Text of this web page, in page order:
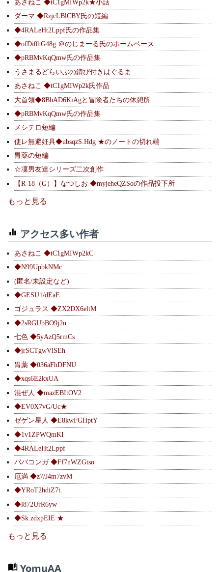
あさねこ ◆tC1gMIWp2k★小話
ダーマ ◆RzjcLBlCBY氏の短編
◆4RALeHt2Lppf氏の作品集
◆ofDi0hG48g ＠のじまーる氏のホームベース
◆pRBMvKqQmw氏の作品集
うさまるどらいぶの錆び付きはぐるま
あさねこ ◆tC1gMIWp2k氏作品
大首領◆8BbAD6KiAgと冒険者たちの休憩所
◆pRBMvKqQmw氏の作品集
メシテロ短編
使レ無避妊具◆ubsqzS.Hdg ★のノートの切れ端
胃薬の短編
☆凜男友達シリーズ二次創作
【R-18（G）】なつしお ◆myjeheQZSoの作品投下所
もっと見る
アクセス多い作者
あさねこ ◆tC1gMIWp2kC
◆N99UpbkNMc
(匿名/未設定など)
◆GESU1/dEaE
ゴジュラス ◆ZX2DX6eltM
◆2sRGUbBO9j2n
七色 ◆5yAzQ5rmCs
◆jrSCTgwVlSEh
胃薬 ◆036aFhDFNU
◆xqs6E2kxUA
混ぜ人 ◆mazEBItOV2
◆EV0X7vG/Uc★
ゼゲン星人 ◆E8kwFGHptY
◆1v1ZPWQmKI
◆4RALeHt2Lppf
ババコンガ ◆Ff7nWZGtso
厄満 ◆z7/J4m7zvM
◆YRoT2hdiZ7t.
◆l872UrR6yw
◆Sk.zdxpEIE ★
もっと見る
YomuAA